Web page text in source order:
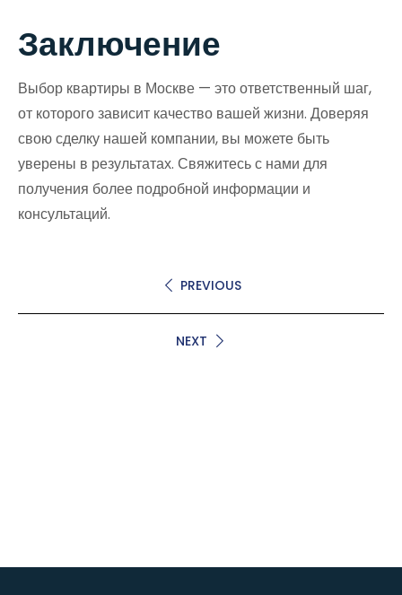
Заключение
Выбор квартиры в Москве — это ответственный шаг,
от которого зависит качество вашей жизни. Доверяя
свою сделку нашей компании, вы можете быть
уверены в результатах. Свяжитесь с нами для
получения более подробной информации и
консультаций.
PREVIOUS
NEXT